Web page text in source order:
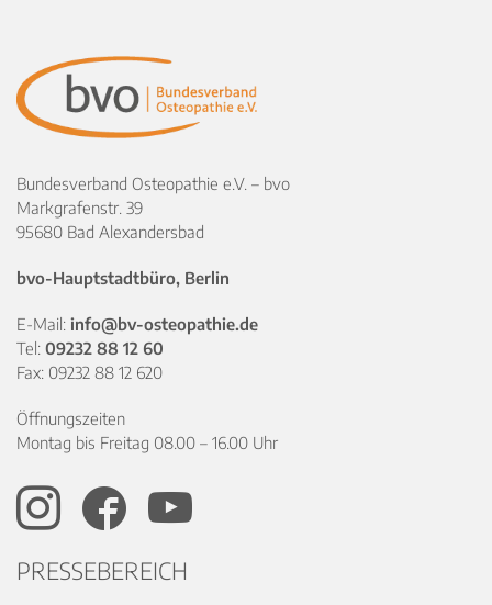
Bundesverband Osteopathie e.V. – bvo
Markgrafenstr. 39
95680 Bad Alexandersbad
bvo-Hauptstadtbüro, Berlin
E-Mail: info@bv-osteopathie.de
Tel: 09232 88 12 60
Fax: 09232 88 12 620
Öffnungszeiten
Montag bis Freitag 08.00 – 16.00 Uhr
PRESSEBEREICH